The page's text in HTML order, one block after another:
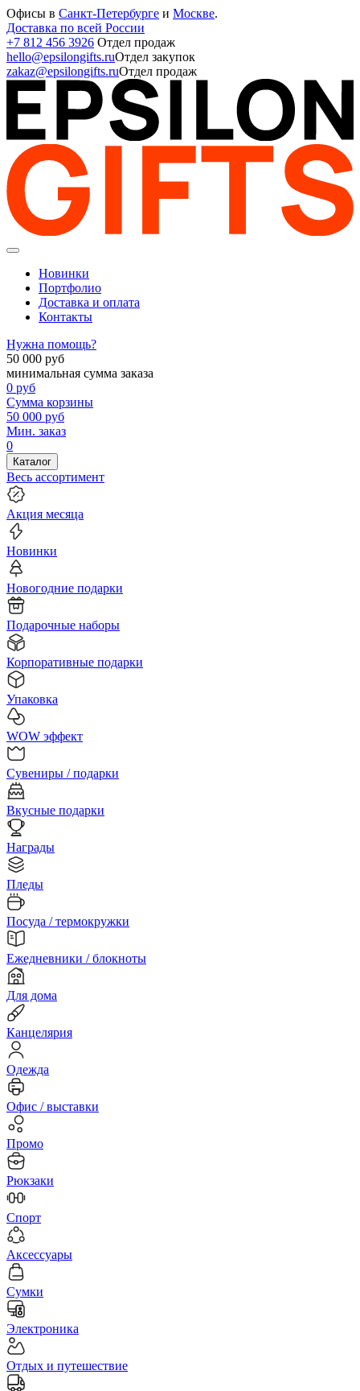
Офисы в Санкт-Петербурге и Москве.
Доставка по всей России
+7 812 456 3926 Отдел продаж
hello@epsilongifts.ruОтдел закупок
zakaz@epsilongifts.ruОтдел продаж
Новинки
Портфолио
Доставка и оплата
Контакты
Нужна помощь?
50 000 руб
минимальная сумма заказа
0 руб
Сумма корзины
50 000 руб
Мин. заказ
0
Каталог
Весь ассортимент
Акция месяца
Новинки
Новогодние подарки
Подарочные наборы
Корпоративные подарки
Упаковка
WOW эффект
Сувениры / подарки
Вкусные подарки
Награды
Пледы
Посуда / термокружки
Ежедневники / блокноты
Для дома
Канцелярия
Одежда
Офис / выставки
Промо
Рюкзаки
Спорт
Аксессуары
Сумки
Электроника
Отдых и путешествие